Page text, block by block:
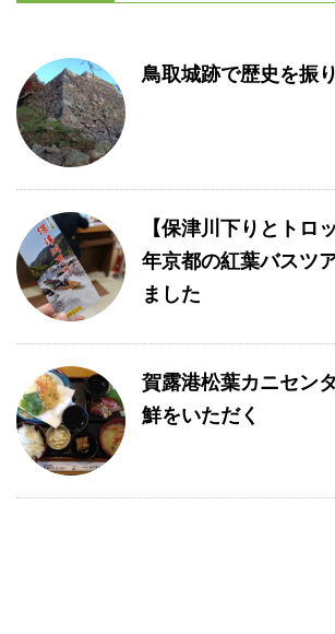
鳥取城跡で歴史を振
【保津川下りとトロ
年京都の紅葉バスツ
ました
賀露港松葉カニセン
鮮をいただく